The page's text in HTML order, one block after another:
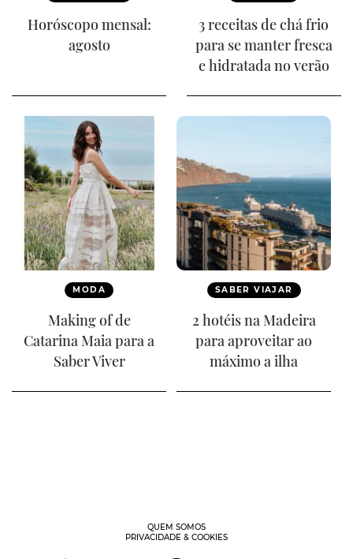
Horóscopo mensal:
agosto
3 receitas de chá frio
para se manter fresca
e hidratada no verão
MODA
Making of de
Catarina Maia para a
Saber Viver
SABER VIAJAR
2 hotéis na Madeira
para aproveitar ao
máximo a ilha
QUEM SOMOS
PRIVACIDADE & COOKIES